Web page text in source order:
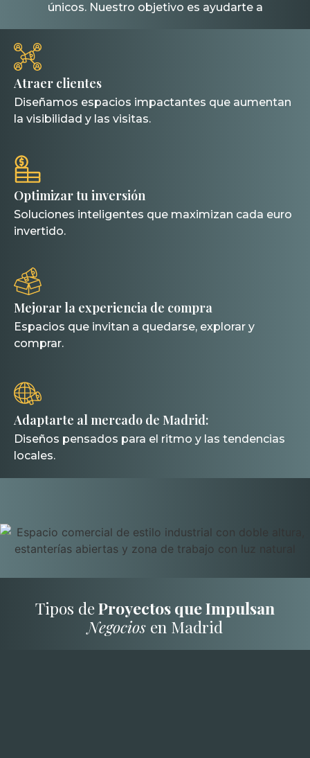
únicos. Nuestro objetivo es ayudarte a
Atraer clientes
Diseñamos espacios impactantes que aumentan
la visibilidad y las visitas.
Optimizar tu inversión
Soluciones inteligentes que maximizan cada euro
invertido.
Mejorar la experiencia de compra
Espacios que invitan a quedarse, explorar y
comprar.
Adaptarte al mercado de Madrid:
Diseños pensados para el ritmo y las tendencias
locales.
Tipos deProyectos que Impulsan
Negocios en Madrid